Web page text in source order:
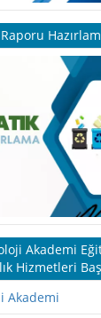
Akademi
Hizmetleri